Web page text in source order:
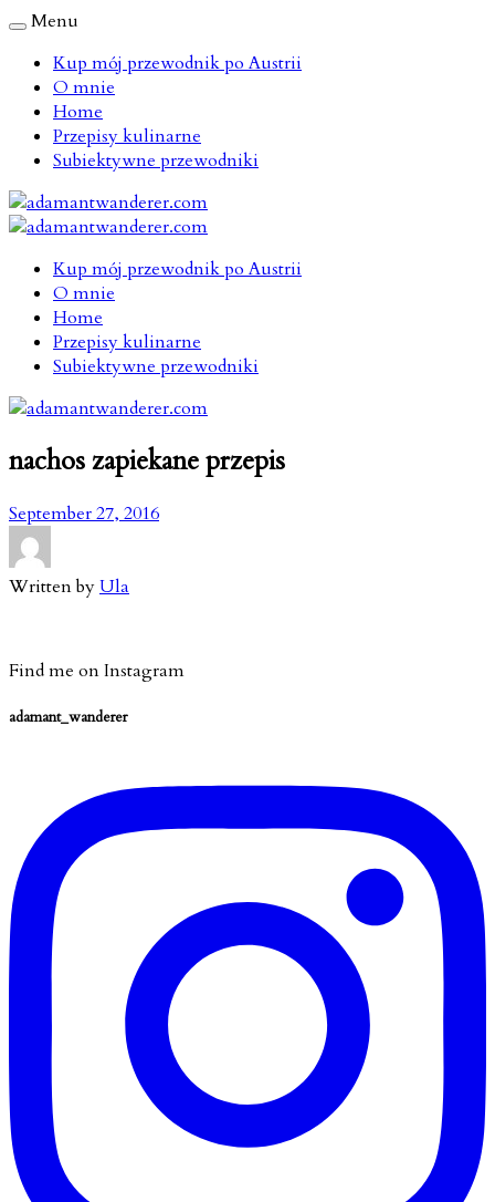
Menu
Kup mój przewodnik po Austrii
O mnie
Home
Przepisy kulinarne
Subiektywne przewodniki
Kup mój przewodnik po Austrii
O mnie
Home
Przepisy kulinarne
Subiektywne przewodniki
nachos zapiekane przepis
September 27, 2016
Written byUla
Find me on Instagram
adamant_wanderer